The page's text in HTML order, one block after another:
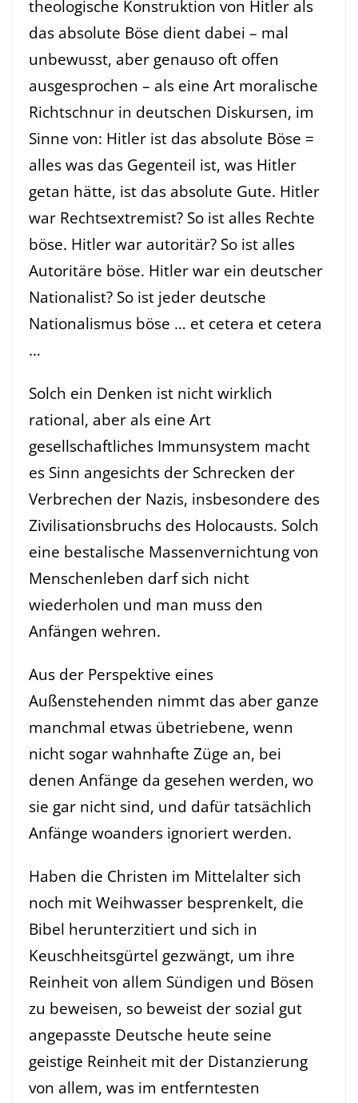
theologische Konstruktion von Hitler als
das absolute Böse dient dabei – mal
unbewusst, aber genauso oft offen
ausgesprochen – als eine Art moralische
Richtschnur in deutschen Diskursen, im
Sinne von: Hitler ist das absolute Böse =
alles was das Gegenteil ist, was Hitler
getan hätte, ist das absolute Gute. Hitler
war Rechtsextremist? So ist alles Rechte
böse. Hitler war autoritär? So ist alles
Autoritäre böse. Hitler war ein deutscher
Nationalist? So ist jeder deutsche
Nationalismus böse … et cetera et cetera
…
Solch ein Denken ist nicht wirklich
rational, aber als eine Art
gesellschaftliches Immunsystem macht
es Sinn angesichts der Schrecken der
Verbrechen der Nazis, insbesondere des
Zivilisationsbruchs des Holocausts. Solch
eine bestalische Massenvernichtung von
Menschenleben darf sich nicht
wiederholen und man muss den
Anfängen wehren.
Aus der Perspektive eines
Außenstehenden nimmt das aber ganze
manchmal etwas übetriebene, wenn
nicht sogar wahnhafte Züge an, bei
denen Anfänge da gesehen werden, wo
sie gar nicht sind, und dafür tatsächlich
Anfänge woanders ignoriert werden.
Haben die Christen im Mittelalter sich
noch mit Weihwasser besprenkelt, die
Bibel herunterzitiert und sich in
Keuschheitsgürtel gezwängt, um ihre
Reinheit von allem Sündigen und Bösen
zu beweisen, so beweist der sozial gut
angepasste Deutsche heute seine
geistige Reinheit mit der Distanzierung
von allem, was im entferntesten